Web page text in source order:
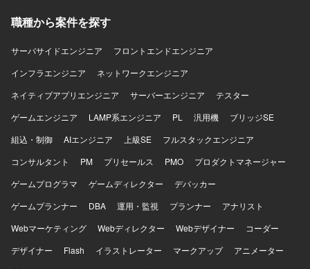
職種から案件を探す
サーバサイドエンジニア
フロントエンドエンジニア
インフラエンジニア
ネットワークエンジニア
ネイティブアプリエンジニア
サーバーエンジニア
テスター
ゲームエンジニア
LAMP系エンジニア PL 汎用機
ブリッジSE
組込・制御
AIエンジニア 上級SE
フルスタックエンジニア
コンサルタント
PM プリセールス PMO
プロダクトマネージャー
ゲームプログラマ
ゲームディレクター
デバッカー
ゲームプランナー
DBA 運用・監視 プランナー
アナリスト
Webマーケティング
Webディレクター Webデザイナー
コーダー
デザイナー
Flash イラストレーター マークアップ
アニメーター